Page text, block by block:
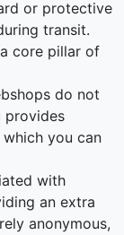
or protective
transit.
core pillar of
do not
provides
you can
with
an extra
anonymous,